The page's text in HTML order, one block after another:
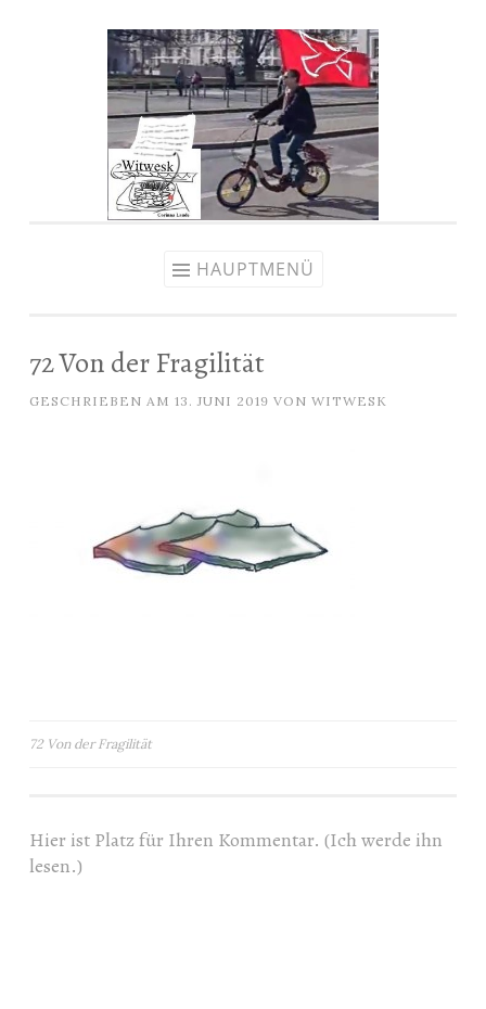
HAUPTMENÜ
72 Von der Fragilität
GESCHRIEBEN AM 13. JUNI 2019 VON WITWESK
Beitragsnavigation
72 Von der Fragilität
Hier ist Platz für Ihren Kommentar. (Ich werde ihn
lesen.)